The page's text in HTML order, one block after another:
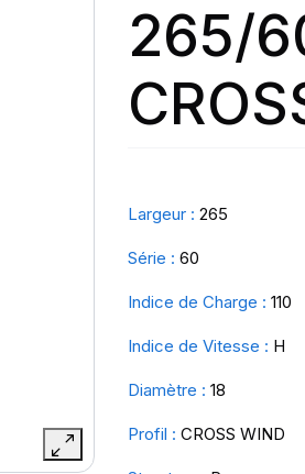
265/
Largeur : 265
Série : 60
Indice de Charge : 110
Indice de Vitesse : H
Diamètre : 18
Profil : CROSS WIND